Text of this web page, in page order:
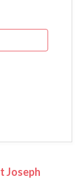
Joseph